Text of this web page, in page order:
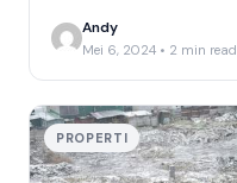
Andy
Mei 6, 2024 • 2 min read
PROPERTI